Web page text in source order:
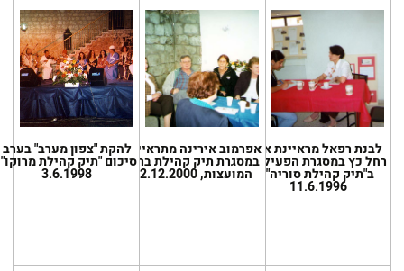
לבנת רפאל מראיינת את
רחל כץ במסגרת הפעילות
ב"תיק קהילת סוריה",
11.6.1996
אפרמוב אירינה מתראיינת
במסגרת תיק קהילת ברית
המועצות, 12.12.2000
להקת "צפון מערב" בערב
סיכום "תיק קהילת
3.6.1998